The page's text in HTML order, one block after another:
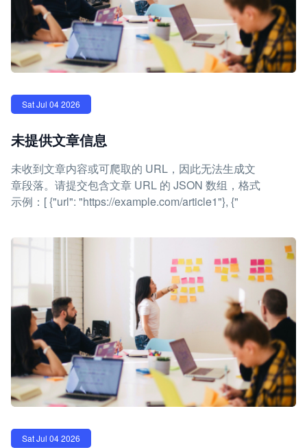
Sat Jul 04 2026
未提供文章信息
未收到文章内容或可爬取的 URL，因此无法生成文
章段落。请提交包含文章 URL 的 JSON 数组，格式
示例：[ {"url": "https://example.com/article1"}, {"
Sat Jul 04 2026